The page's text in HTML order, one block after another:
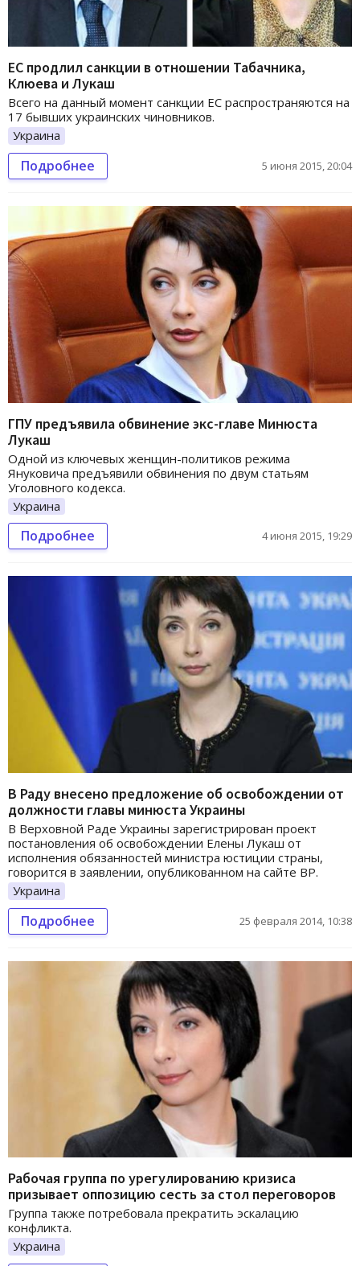
ЕС продлил санкции в отношении Табачника,
Клюева и Лукаш
Всего на данный момент санкции ЕС распространяются на
17 бывших украинских чиновников.
Украина
Подробнее 5 июня 2015, 20:04
ГПУ предъявила обвинение экс-главе Минюста
Лукаш
Одной из ключевых женщин-политиков режима
Януковича предъявили обвинения по двум статьям
Уголовного кодекса.
Украина
Подробнее 4 июня 2015, 19:29
В Раду внесено предложение об освобождении от
должности главы минюста Украины
В Верховной Раде Украины зарегистрирован проект
постановления об освобождении Елены Лукаш от
исполнения обязанностей министра юстиции страны,
говорится в заявлении, опубликованном на сайте ВР.
Украина
Подробнее 25 февраля 2014, 10:38
Рабочая группа по урегулированию кризиса
призывает оппозицию сесть за стол переговоров
Группа также потребовала прекратить эскалацию
конфликта.
Украина